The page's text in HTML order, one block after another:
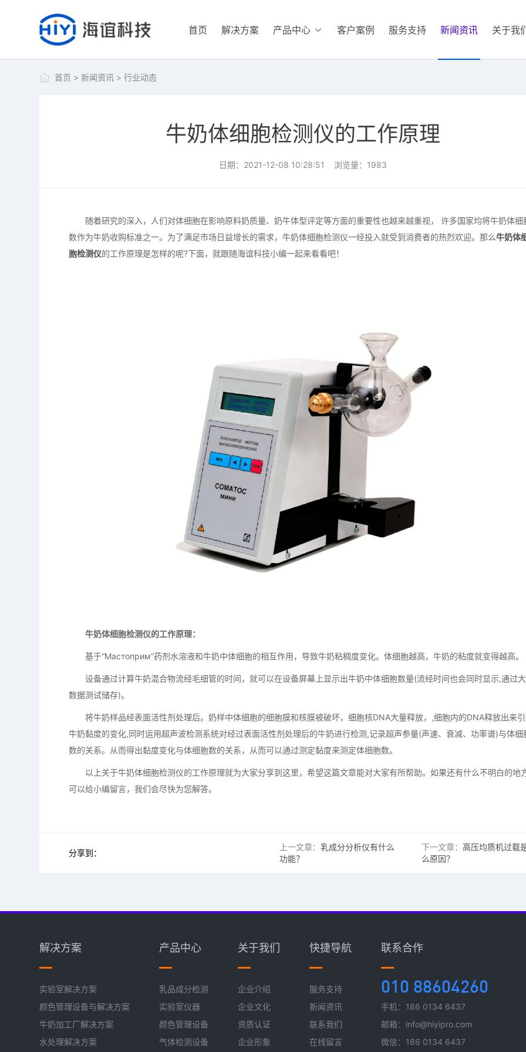
首页 解决方案 产品中心 客户案例 服务支持 新闻资讯 关于我
首页 >新闻资讯 >行业动态
牛奶体细胞检测仪的工作原理
日期：2021-12-08 10:28:51 浏览量：1983
随着研究的深入，人们对体细胞在影响原料奶质量、奶牛体型评定等方面的重要性也越来越重视， 许多国家均将牛奶体细
数作为牛奶收购标准之一。为了满足市场日益增长的需求，牛奶体细胞检测仪一经投入就受到消费者的热烈欢迎。那么牛奶体
胞检测仪的工作原理是怎样的呢?下面，就跟随海谊科技小编一起来看看吧！
牛奶体细胞检测仪的工作原理：
基于“Мастоприм”药剂水溶液和牛奶中体细胞的相互作用，导致牛奶粘稠度变化。体细胞越高，牛奶的粘度就变得越高。
设备通过计算牛奶混合物流经毛细管的时间，就可以在设备屏幕上显示出牛奶中体细胞数量(流经时间也会同时显示,通过
数据测试储存)。
将牛奶样品经表面活性剂处理后。奶样中体细胞的细胞膜和核膜被破坏，细胞核DNA大量释放，,细胞内的DNA释放出来
牛奶黏度的变化,同时运用超声波检测系统对经过表面活性剂处理后的牛奶进行检测,记录超声参量(声速、衰减、功率谱)与体细
数的关系。从而得出黏度变化与体细胞数的关系，从而可以通过测定黏度来测定体细胞数。
以上关于牛奶体细胞检测仪的工作原理就为大家分享到这里，希望这篇文章能对大家有所帮助。如果还有什么不明白的地
可以给小编留言，我们会尽快为您解答。
分享到：
上一文章：乳成分分析仪有什么
功能？
下一文章： 高压均质机过载
么原因？
解决方案
实验室解决方案
颜色管理设备与解决方案
牛奶加工厂解决方案
水处理解决方案
产品中心
乳品成分检测
实验室仪器
颜色管理设备
气体检测设备
关于我们
企业介绍
企业文化
资质认证
企业形象
快捷导航
服务支持
新闻资讯
联系我们
在线留言
联系合作
010 88604260
手机：186 0134 6437
邮箱：info@hiyipro.com
微信：186 0134 6437